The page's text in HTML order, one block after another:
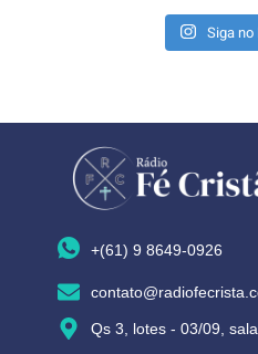
Siga
+(61) 9 8649-0926
Qs 3, lotes - 03/09,